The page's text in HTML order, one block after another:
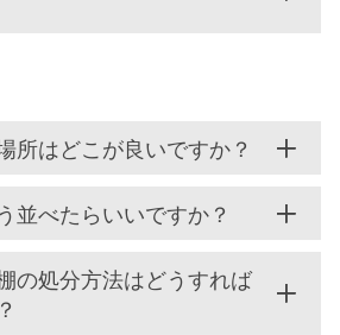
所はどこが良いですか？
並べたらいいですか？
の処分方法はどうすれば